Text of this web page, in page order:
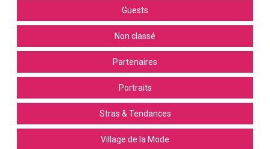
Guests
Non classé
Partenaires
Portraits
Stras & Tendances
Village de la Mode